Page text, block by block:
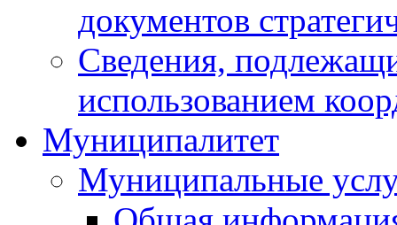
документов
Сведения,
использованием
Муниципалитет
Муниципальные